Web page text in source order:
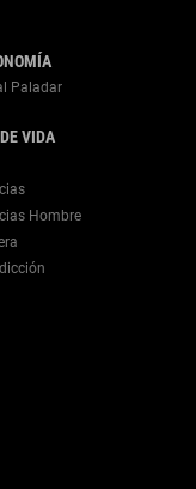
Paladar
VIDA
Hombre